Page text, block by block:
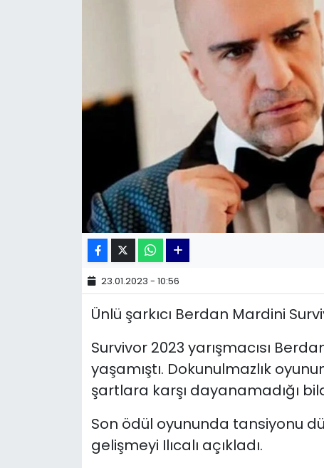
23.01.2023 - 10:56
Ünlü şarkıcı Berdan Mardini
Survivor 2023 yarışmacısı
yaşamıştı. Dokunulmazlık
şartlara karşı dayanamadığı
Son ödül oyununda tansiyonu
gelişmeyi Ilıcalı açıkladı.
POLİTİKA
TEKNOLOJİ
YEREL POLİTİKA
YEREL YÖNETİMLER